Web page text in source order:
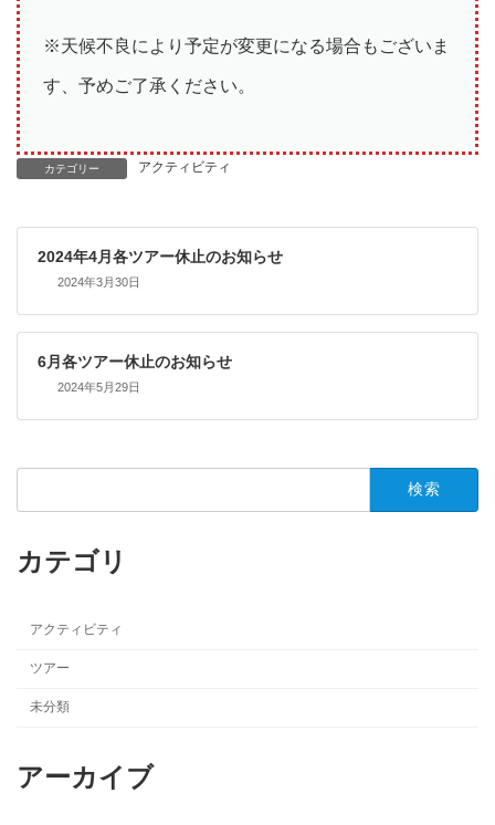
※天候不良により予定が変更になる場合もございま
す、予めご了承ください。
カテゴリー アクティビティ
2024年4月各ツアー休止のお知らせ
2024年3月30日
6月各ツアー休止のお知らせ
2024年5月29日
検
カテゴリ
アクティビティ
ツアー
未分類
アーカイブ